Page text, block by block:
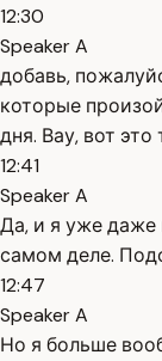
12:30
Speaker A
добавь,
которые
дня. Вау, вот
12:41
Speaker A
Да, и я уже даже
самом деле.
12:47
Speaker A
Но я больше